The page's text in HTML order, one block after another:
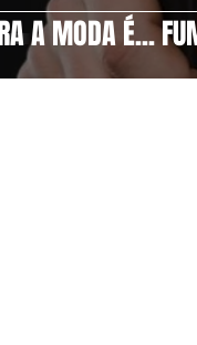
A MODA É...